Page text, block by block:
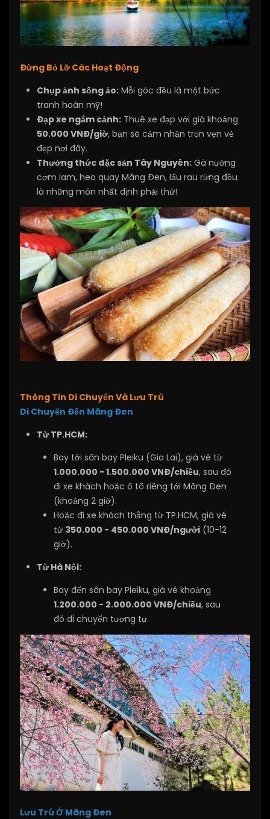
Đừng Bỏ Lỡ Các Hoạt Động
Chụp ảnh sống ảo: Mỗi góc đều là một bức
tranh hoàn mỹ!
Đạp xe ngắm cảnh: Thuê xe đạp với giá khoảng
50.000 VNĐ/giờ, bạn sẽ cảm nhận trọn vẹn vẻ
đẹp nơi đây.
Thưởng thức đặc sản Tây Nguyên: Gà nướng
cơm lam, heo quay Măng Đen, lẩu rau rừng đều
là những món nhất định phải thử!
Thông Tin Di Chuyển Và Lưu Trú
Di Chuyển Đến Măng Đen
Từ TP.HCM:
Bay tới sân bay Pleiku (Gia Lai), giá vé từ
1.000.000 - 1.500.000 VNĐ/chiều, sau đó
đi xe khách hoặc ô tô riêng tới Măng Đen
(khoảng 2 giờ).
Hoặc đi xe khách thẳng từ TP.HCM, giá vé
từ 350.000 - 450.000 VNĐ/người (10-12
giờ).
Từ Hà Nội:
Bay đến sân bay Pleiku, giá vé khoảng
1.200.000 - 2.000.000 VNĐ/chiều, sau
đó di chuyển tương tự.
Lưu Trú Ở Măng Đen